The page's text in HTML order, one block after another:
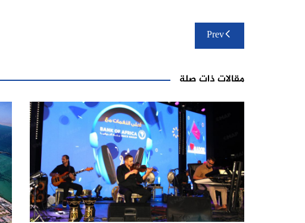
تصفّح
المقالات
Prev
مقالات ذات صلة